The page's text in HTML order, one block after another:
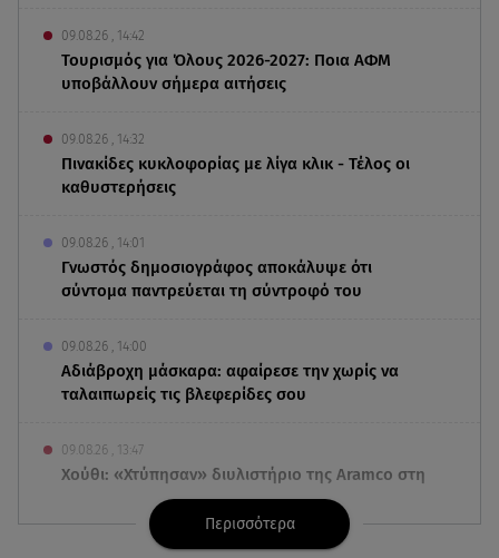
09.08.26 , 14:42
Τουρισμός για Όλους 2026-2027: Ποια ΑΦΜ
υποβάλλουν σήμερα αιτήσεις
09.08.26 , 14:32
Πινακίδες κυκλοφορίας με λίγα κλικ - Τέλος οι
καθυστερήσεις
09.08.26 , 14:01
Γνωστός δημοσιογράφος αποκάλυψε ότι
σύντομα παντρεύεται τη σύντροφό του
09.08.26 , 14:00
Αδιάβροχη μάσκαρα: αφαίρεσε την χωρίς να
ταλαιπωρείς τις βλεφερίδες σου
09.08.26 , 13:47
Χούθι: «Χτύπησαν» διυλιστήριο της Aramco στη
Σαουδική Αραβία
Περισσότερα